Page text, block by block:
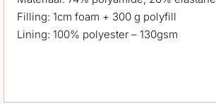
Filling: 1cm foam + 300 g polyfill
Lining: 100% polyester – 130gsm